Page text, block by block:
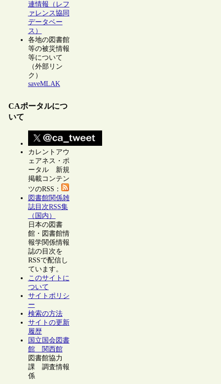
連情報（レフ
ァレンス協同
データベー
ス）
各地の図書館
等の被災情報
等について
（外部リン
ク）
saveMLAK
CAポータルにつ
いて
カレントアウ
ェアネス・ポ
ータル 新規
掲載コンテン
ツのRSS：
図書館関係雑
誌目次RSS集
（国内）
日本の図書
館・図書館情
報学関係情報
誌の目次を
RSSで配信し
ています。
このサイトに
ついて
サイトポリシ
ー
検索の方法
サイトの更新
履歴
国立国会図書
館 関西館
図書館協力
課 調査情報
係